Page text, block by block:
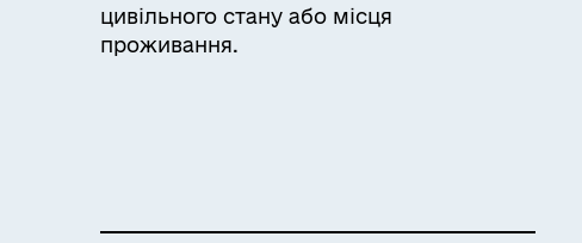
цивільного стану або місця
проживання.